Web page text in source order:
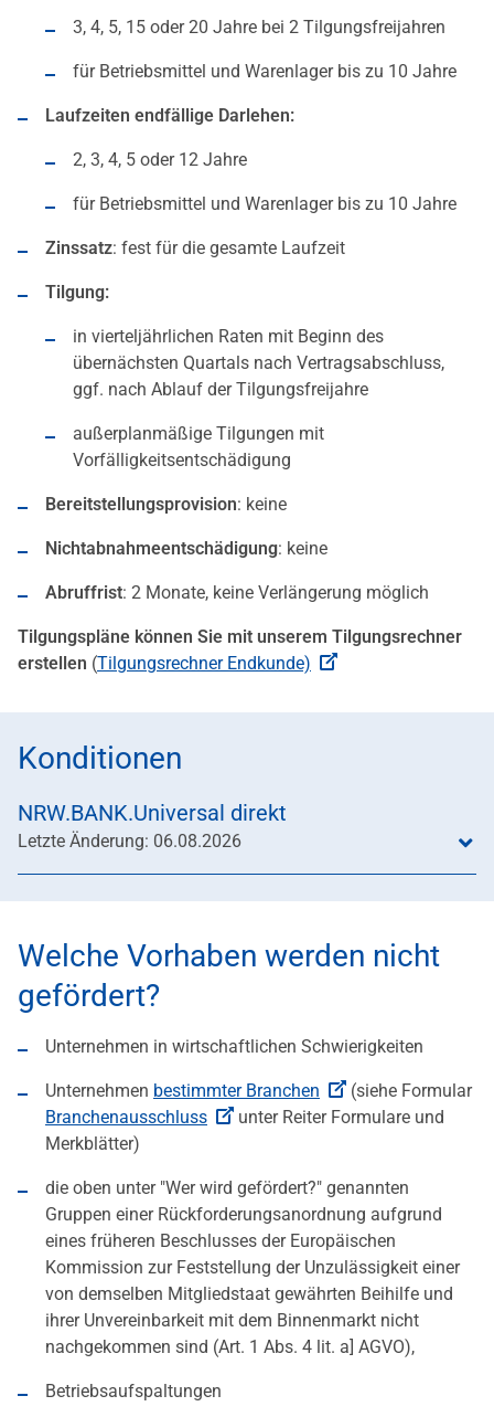
3, 4, 5, 15 oder 20 Jahre bei 2 Tilgungsfreijahren
für Betriebsmittel und Warenlager bis zu 10 Jahre
Laufzeiten endfällige Darlehen:
2, 3, 4, 5 oder 12 Jahre
für Betriebsmittel und Warenlager bis zu 10 Jahre
Zinssatz: fest für die gesamte Laufzeit
Tilgung:
in vierteljährlichen Raten mit Beginn des
übernächsten Quartals nach Vertragsabschluss,
ggf. nach Ablauf der Tilgungsfreijahre
außerplanmäßige Tilgungen mit
Vorfälligkeitsentschädigung
Bereitstellungsprovision: keine
Nichtabnahmeentschädigung: keine
Abruffrist: 2 Monate, keine Verlängerung möglich
Tilgungspläne können Sie mit unserem Tilgungsrechner
erstellen (Tilgungsrechner Endkunde)
Konditionen
NRW.BANK.Universal direkt
Letzte Änderung: 06.08.2026
Welche Vorhaben werden nicht
gefördert?
Unternehmen in wirtschaftlichen Schwierigkeiten
Unternehmen bestimmter Branchen
(siehe Formular
Branchenausschluss
unter Reiter Formulare und
Merkblätter)
die oben unter "Wer wird gefördert?" genannten
Gruppen einer Rückforderungsanordnung aufgrund
eines früheren Beschlusses der Europäischen
Kommission zur Feststellung der Unzulässigkeit einer
von demselben Mitgliedstaat gewährten Beihilfe und
ihrer Unvereinbarkeit mit dem Binnenmarkt nicht
nachgekommen sind (Art. 1 Abs. 4 lit. a] AGVO),
Betriebsaufspaltungen